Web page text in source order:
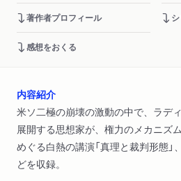
著作者プロフィール
感想をおくる
内容紹介
米ソ二極の崩壊の激動の中で、ラデ
展開する思想家が、権力のメカニズ
めぐる白熱の講演「真理と裁判形態
どを収録。